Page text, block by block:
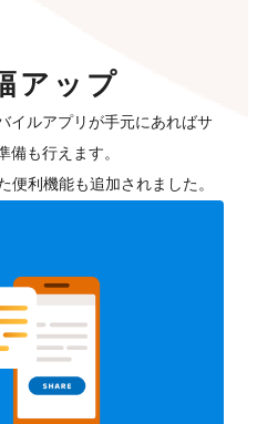
アップ
イルアプリが手元にあればサ
備も行えます。
便利機能も追加されました。